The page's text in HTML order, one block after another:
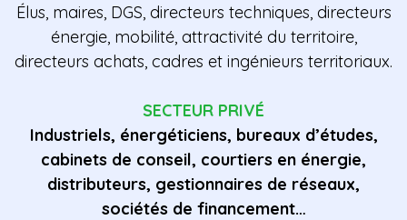
Élus, maires, DGS, directeurs techniques, directeurs
énergie, mobilité, attractivité du territoire,
directeurs achats, cadres et ingénieurs territoriaux.
SECTEUR PRIVÉ
Industriels, énergéticiens, bureaux d’études,
cabinets de conseil, courtiers en énergie,
distributeurs, gestionnaires de réseaux,
sociétés de financement…